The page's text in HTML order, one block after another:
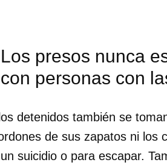
Los presos nunca
con personas con
detenidos también se
de sus zapatos ni los
suicidio o para escapar.